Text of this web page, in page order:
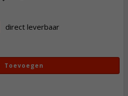
direct leverbaar
Toevoegen